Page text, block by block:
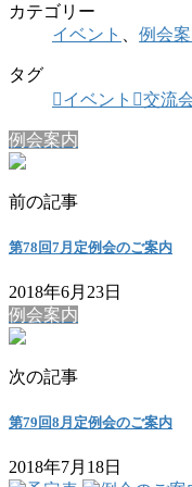
カテゴリー
イベント
例会
タグ
イベント
交流
例会案内
前の記事
第78回7月定例会のご案内
2018年6月23日
例会案内
次の記事
第79回8月定例会のご案内
2018年7月18日